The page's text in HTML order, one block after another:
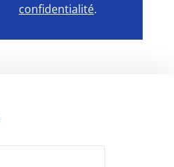
confidentialité.